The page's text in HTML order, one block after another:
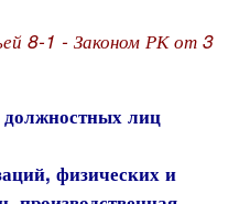
8-1 - Законом РК от 3
лиц
физических и